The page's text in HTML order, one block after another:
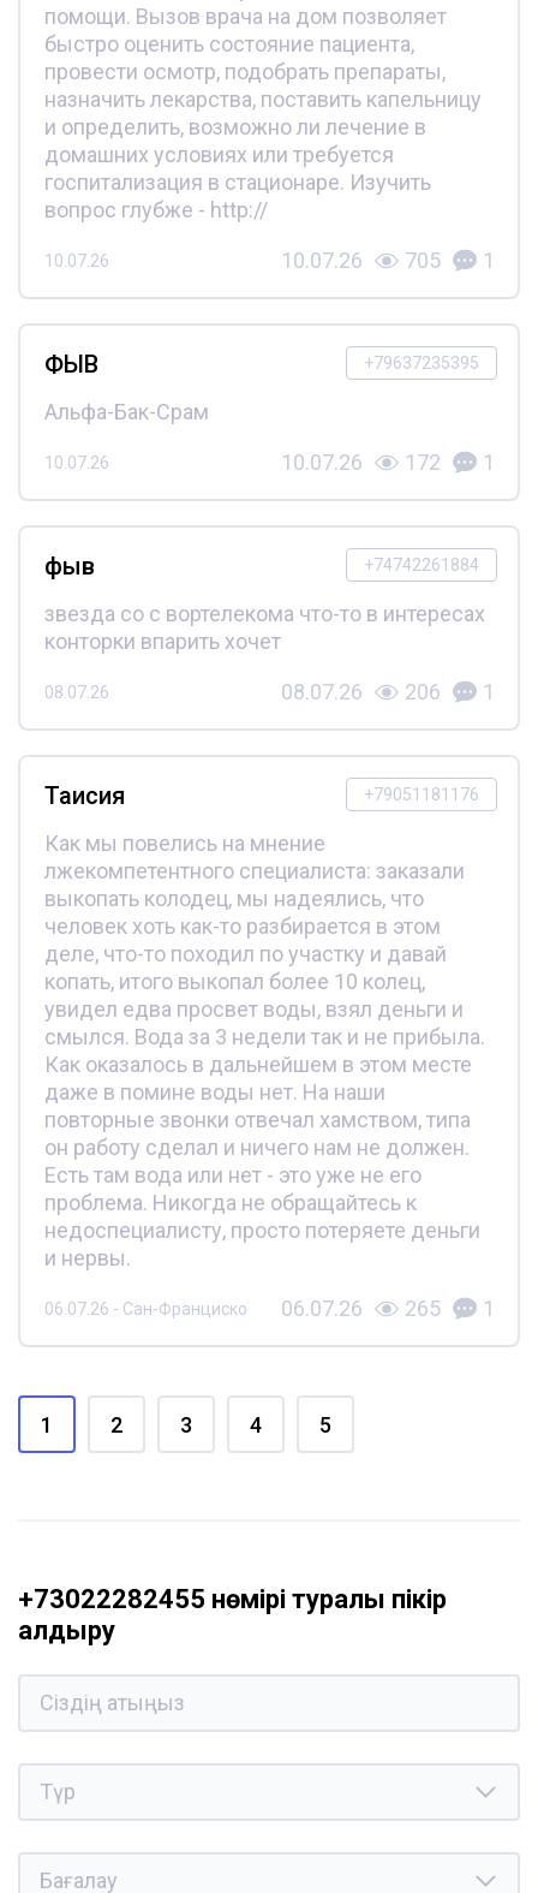
помощи. Вызов врача на дом позволяет
быстро оценить состояние пациента,
провести осмотр, подобрать препараты,
назначить лекарства, поставить капельницу
и определить, возможно ли лечение в
домашних условиях или требуется
госпитализация в стационаре. Изучить
вопрос глубже - http://
10.07.26 10.07.26 705 1
+79637235395
ФЫВ
Альфа-Бак-Срам
10.07.26 10.07.26 172 1
+74742261884
фыв
звезда со с вортелекома что-то в интересах
конторки впарить хочет
08.07.26 08.07.26 206 1
+79051181176
Таисия
Как мы повелись на мнение
лжекомпетентного специалиста: заказали
выкопать колодец, мы надеялись, что
человек хоть как-то разбирается в этом
деле, что-то походил по участку и давай
копать, итого выкопал более 10 колец,
увидел едва просвет воды, взял деньги и
смылся. Вода за 3 недели так и не прибыла.
Как оказалось в дальнейшем в этом месте
даже в помине воды нет. На наши
повторные звонки отвечал хамством, типа
он работу сделал и ничего нам не должен.
Есть там вода или нет - это уже не его
проблема. Никогда не обращайтесь к
недоспециалисту, просто потеряете деньги
и нервы.
06.07.26 - Сан-Франциско 06.07.26 265 1
1 2 3 4 5
+73022282455 нөмірі туралы пікір
қалдыру